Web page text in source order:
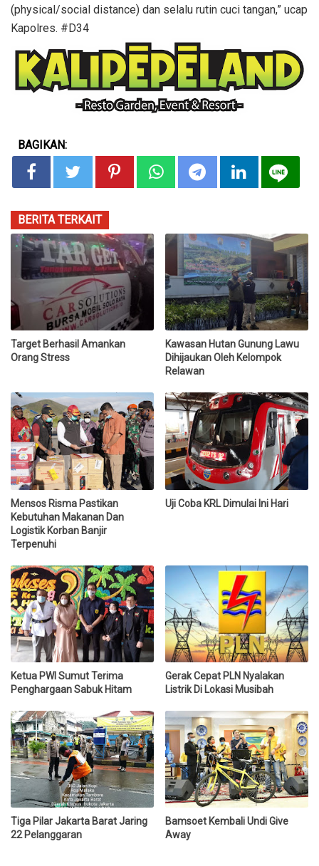
(physical/social distance) dan selalu rutin cuci tangan,” ucap
Kapolres. #D34
BAGIKAN:
BERITA TERKAIT
Target Berhasil Amankan
Orang Stress
Kawasan Hutan Gunung Lawu
Dihijaukan Oleh Kelompok
Relawan
Mensos Risma Pastikan
Kebutuhan Makanan Dan
Logistik Korban Banjir
Terpenuhi
Uji Coba KRL Dimulai Ini Hari
Ketua PWI Sumut Terima
Penghargaan Sabuk Hitam
Gerak Cepat PLN Nyalakan
Listrik Di Lokasi Musibah
Tiga Pilar Jakarta Barat Jaring
22 Pelanggaran
Bamsoet Kembali Undi Give
Away